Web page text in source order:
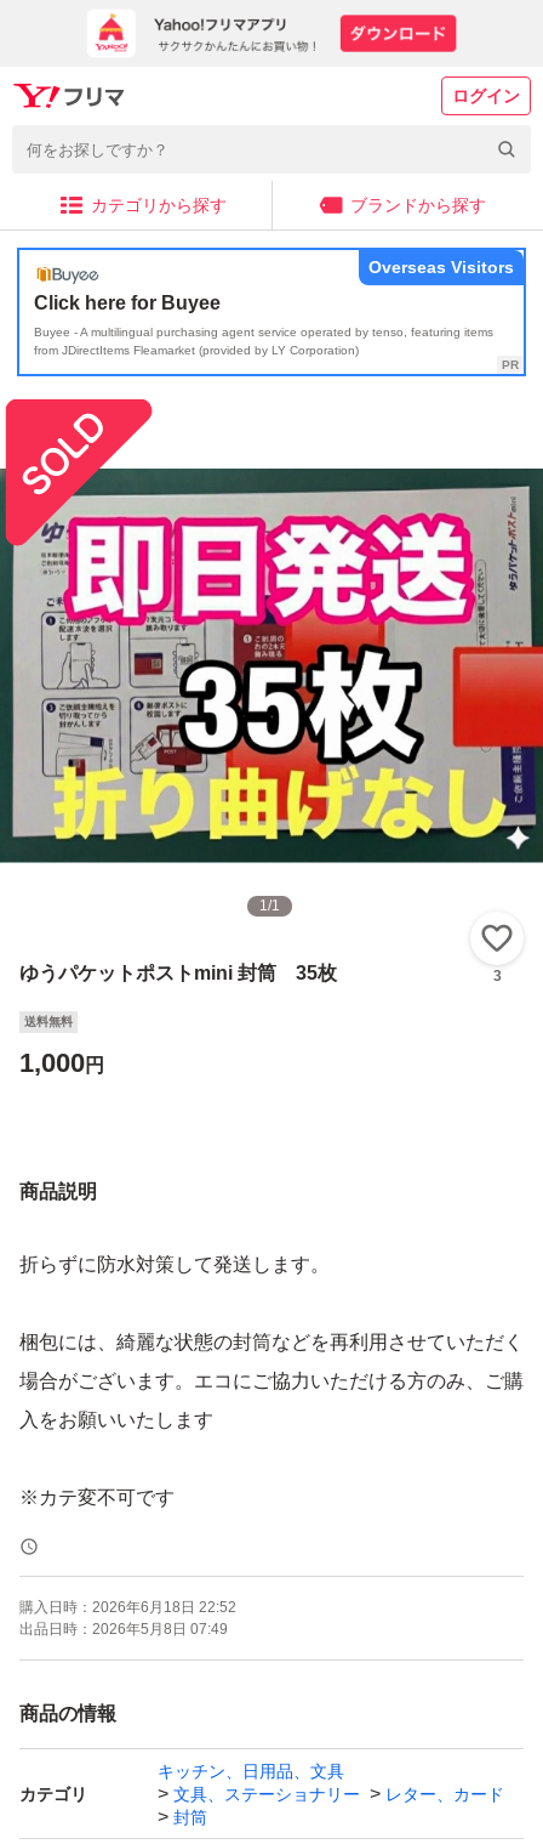
ログイン
カテゴリから探す ブランドから探す
Click here for Buyee
Buyee - A multilingual purchasing agent service operated by tenso, featuring items
from JDirectItems Fleamarket (provided by LY Corporation)
Overseas Visitors
1/1
ゆうパケットポストmini 封筒 35枚 3
送料無料
1,000円
商品説明
折らずに防水対策して発送します。
梱包には、綺麗な状態の封筒などを再利用させていただく
場合がございます。エコにご協力いただける方のみ、ご購
入をお願いいたします
※カテ変不可です
購入日時： 2026年6月18日 22:52
出品日時： 2026年5月8日 07:49
商品の情報
カテゴリ
キッチン、日用品、文具
文具、ステーショナリー
レター、カード
封筒